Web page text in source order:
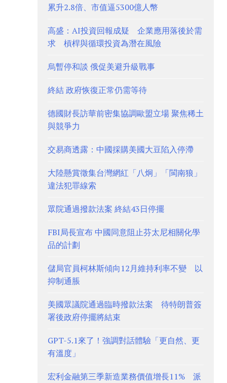
累升2.8倍、市值逼5300億人幣
高盛：AI投資回報成疑 企業應用落後於需
求 槓桿與循環投資為潛在風險
烏暫停和談 俄促美避升級戰事
終結 政府恢復正常仍需等待
德國財長訪華前密集協調歐盟立場 聚焦稀土
與競爭力
交易商透露：中國採購美國大豆陷入停滯
大陸懸賞徵集台灣網紅「八炯」「閩南狼」
違法犯罪線索
眾院通過撥款法案 終結43日停擺
FBI局長宣布 中國同意阻止芬太尼相關化學
品的計劃
儲局官員柯林斯傾向12月維持利率不變 以
抑制通脹
美國眾議院通過臨時撥款法案 待特朗普簽
署後政府停擺將結束
GPT-5.1來了！強調對話體驗「更自然、更
有溫度」
宏利金融第三季新造業務價值增長11% 派